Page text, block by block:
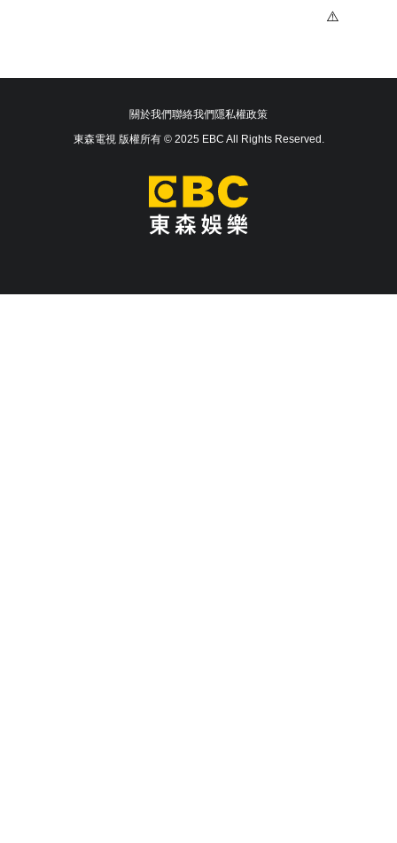
關於我們聯絡我們隱私權政策
東森電視 版權所有 © 2025 EBC All Rights Reserved.